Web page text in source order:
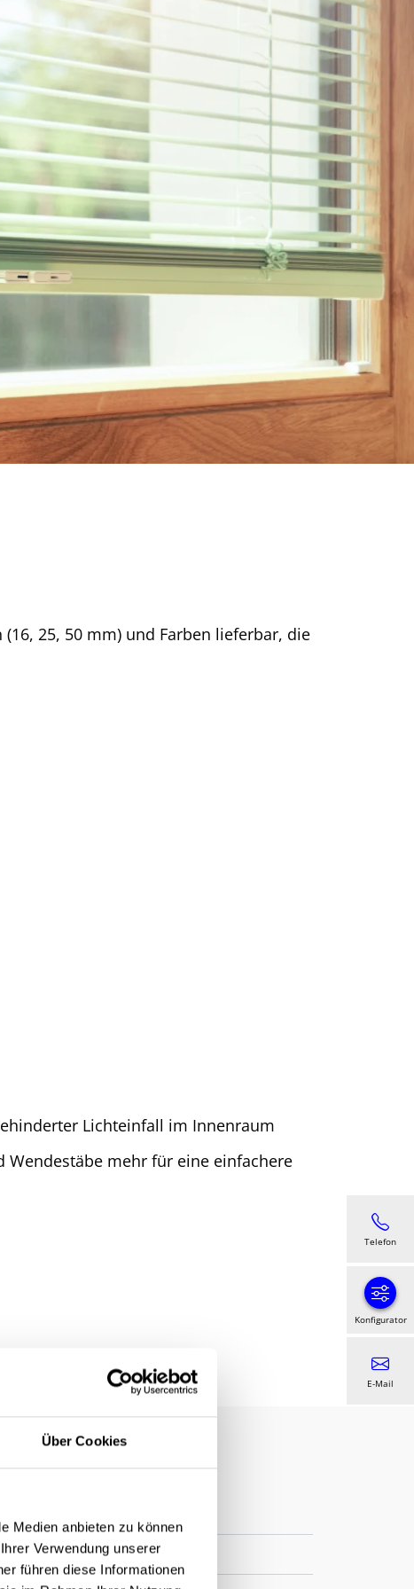
Über Cookies
Medien anbieten zu können
Verwendung unserer
führen diese Informationen
25, 50 mm) und Farben lieferbar, die
Lichteinfall im Innenraum
Wendestäbe mehr für eine einfachere
Telefon
Konfigurator
E-Mail